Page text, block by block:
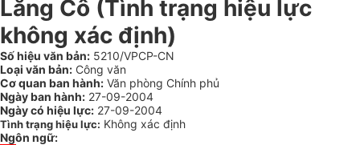
Lăng Cô (Tình trạng hiệu lực
không xác định)
Số hiệu văn bản: 5210/VPCP-CN
Loại văn bản: Công văn
Cơ quan ban hành: Văn phòng Chính phủ
Ngày ban hành: 27-09-2004
Ngày có hiệu lực: 27-09-2004
Tình trạng hiệu lực: Không xác định
Ngôn ngữ: